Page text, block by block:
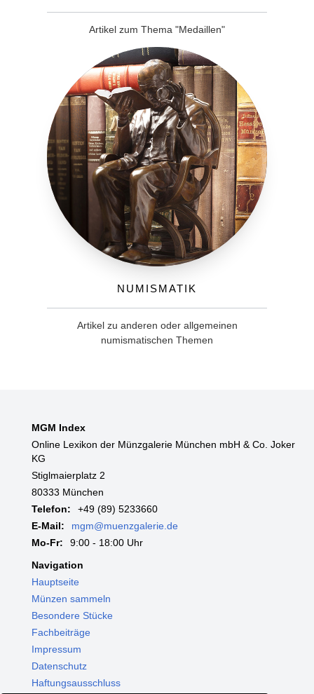
Artikel zum Thema "Medaillen"
Numismatik
Artikel zu anderen oder allgemeinen
numismatischen Themen
MGM Index
Online Lexikon der Münzgalerie München mbH & Co. Joker
KG
Stiglmaierplatz 2
80333 München
Telefon:
+49 (89) 5233660
E-Mail:
mgm@muenzgalerie.de
Mo-Fr:
9:00 - 18:00 Uhr
Navigation
Hauptseite
Münzen sammeln
Besondere Stücke
Fachbeiträge
Impressum
Datenschutz
Haftungsausschluss